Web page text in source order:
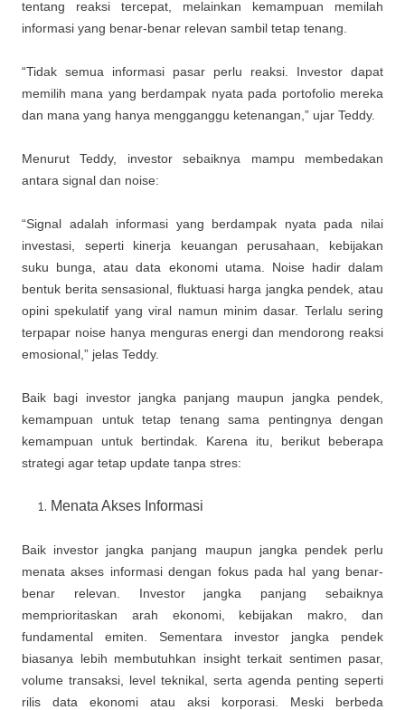
tentang reaksi tercepat, melainkan kemampuan memilah
informasi yang benar-benar relevan sambil tetap tenang.
“Tidak semua informasi pasar perlu reaksi. Investor dapat
memilih mana yang berdampak nyata pada portofolio mereka
dan mana yang hanya mengganggu ketenangan,” ujar Teddy.
Menurut Teddy, investor sebaiknya mampu membedakan
antara signal dan noise:
“Signal adalah informasi yang berdampak nyata pada nilai
investasi, seperti kinerja keuangan perusahaan, kebijakan
suku bunga, atau data ekonomi utama. Noise hadir dalam
bentuk berita sensasional, fluktuasi harga jangka pendek, atau
opini spekulatif yang viral namun minim dasar. Terlalu sering
terpapar noise hanya menguras energi dan mendorong reaksi
emosional,” jelas Teddy.
Baik bagi investor jangka panjang maupun jangka pendek,
kemampuan untuk tetap tenang sama pentingnya dengan
kemampuan untuk bertindak. Karena itu, berikut beberapa
strategi agar tetap update tanpa stres:
Menata Akses Informasi
Baik investor jangka panjang maupun jangka pendek perlu
menata akses informasi dengan fokus pada hal yang benar-
benar relevan. Investor jangka panjang sebaiknya
memprioritaskan arah ekonomi, kebijakan makro, dan
fundamental emiten. Sementara investor jangka pendek
biasanya lebih membutuhkan insight terkait sentimen pasar,
volume transaksi, level teknikal, serta agenda penting seperti
rilis data ekonomi atau aksi korporasi. Meski berbeda